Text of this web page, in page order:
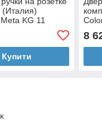
(Италия)
KG 11
Купити
8